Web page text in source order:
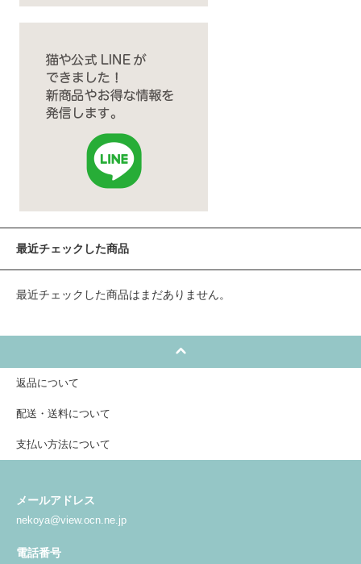
最近チェックした商品
最近チェックした商品はまだありません。
返品について
配送・送料について
支払い方法について
メールアドレス
nekoya@view.ocn.ne.jp
電話番号